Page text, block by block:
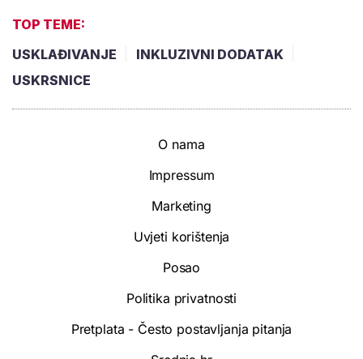
TOP TEME:
USKLAĐIVANJE
INKLUZIVNI DODATAK
USKRSNICE
O nama
Impressum
Marketing
Uvjeti korištenja
Posao
Politika privatnosti
Pretplata - Često postavljanja pitanja